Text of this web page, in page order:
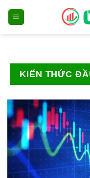
KIẾN THỨC